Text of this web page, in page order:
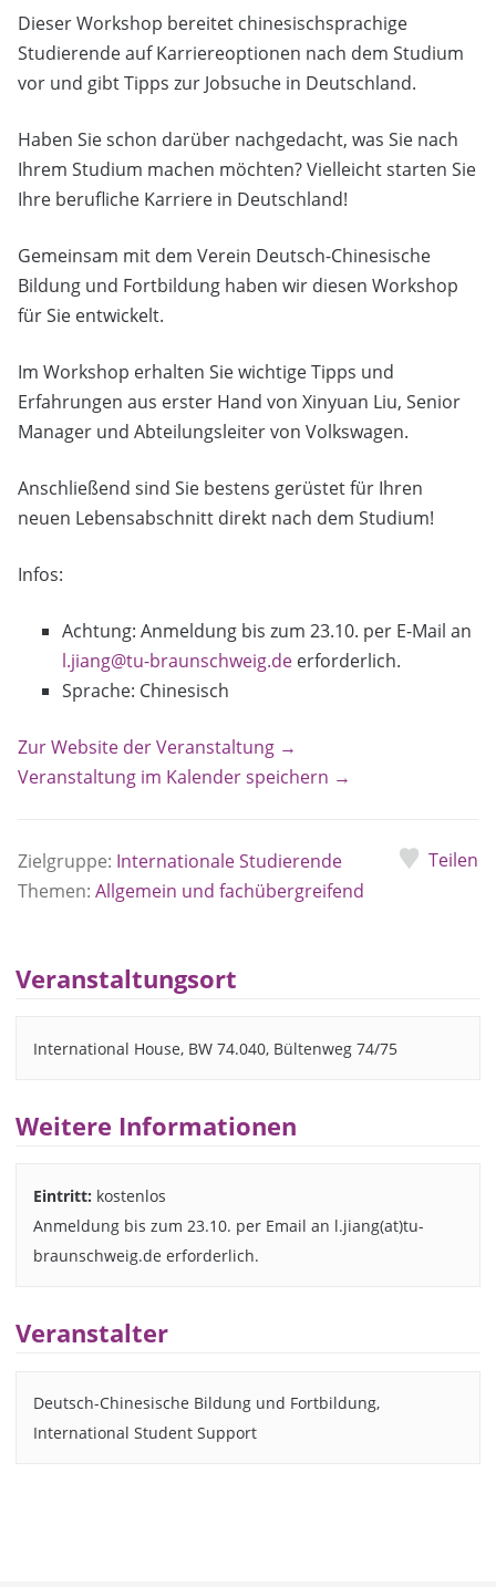
Dieser Workshop bereitet chinesischsprachige
Studierende auf Karriereoptionen nach dem Studium
vor und gibt Tipps zur Jobsuche in Deutschland.
Haben Sie schon darüber nachgedacht, was Sie nach
Ihrem Studium machen möchten? Vielleicht starten Sie
Ihre berufliche Karriere in Deutschland!
Gemeinsam mit dem Verein Deutsch-Chinesische
Bildung und Fortbildung haben wir diesen Workshop
für Sie entwickelt.
Im Workshop erhalten Sie wichtige Tipps und
Erfahrungen aus erster Hand von Xinyuan Liu, Senior
Manager und Abteilungsleiter von Volkswagen.
Anschließend sind Sie bestens gerüstet für Ihren
neuen Lebensabschnitt direkt nach dem Studium!
Infos:
Achtung: Anmeldung bis zum 23.10. per E-Mail an
l.jiang@tu-braunschweig.de erforderlich.
Sprache: Chinesisch
Zur Website der Veranstaltung →
Veranstaltung im Kalender speichern →
Zielgruppe: Internationale Studierende
Themen: Allgemein und fachübergreifend
Teilen
Veranstaltungsort
International House, BW 74.040, Bültenweg 74/75
Weitere Informationen
Eintritt: kostenlos
Anmeldung bis zum 23.10. per Email an l.jiang(at)tu-
braunschweig.de erforderlich.
Veranstalter
Deutsch-Chinesische Bildung und Fortbildung,
International Student Support